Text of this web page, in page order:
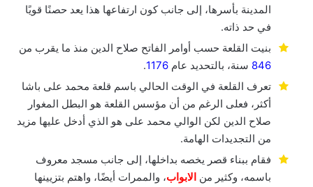
المدينة بأسرها، إلى جانب كون ارتفاعها هذا يعد حصنًا قويًا
في حد ذاته.
بنيت القلعة حسب أوامر الفاتح صلاح الدين منذ ما يقرب من
846 سنة، بالتحديد عام 1176
.
تعرف القلعة في الوقت الحالي باسم قلعة محمد على باشا
أكثر، فعلى الرغم من أن مؤسس القلعة هو البطل المغوار
صلاح الدين لكن الوالي محمد على هو الذي أدخل عليها مزيد
من التجديدات الهامة.
فقام ببناء قصر يخصه بداخلها، إلى جانب مسجد معروف
باسمه، وكثير من الابواب، والممرات أيضًا، واهتم بتزيينها